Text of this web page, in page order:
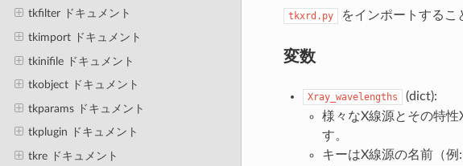
tkfilter ドキュメント
tkimport ドキュメント
tkinifile ドキュメント
tkobject ドキュメント
tkparams ドキュメント
tkplugin ドキュメント
tkre ドキュメント
tkxrd.py をインポートするこ
変数
Xray_wavelengths
(dict):
様々なX線源とその特
す。
キーはX線源の名前（例